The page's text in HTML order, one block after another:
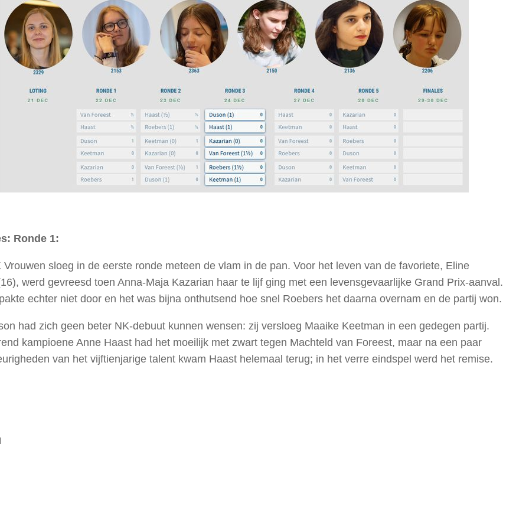
Ronde 1:
Vrouwen sloeg in de eerste ronde meteen de vlam in de pan. Voor het leven van de favoriete, Eline
werd gevreesd toen Anna-Maja Kazarian haar te lijf ging met een levensgevaarlijke Grand Prix-aanval.
echter niet door en het was bijna onthutsend hoe snel Roebers het daarna overnam en de partij won.
had zich geen beter NK-debuut kunnen wensen: zij versloeg Maaike Keetman in een gedegen partij.
kampioene Anne Haast had het moeilijk met zwart tegen Machteld van Foreest, maar na een paar
van het vijftienjarige talent kwam Haast helemaal terug; in het verre eindspel werd het remise.